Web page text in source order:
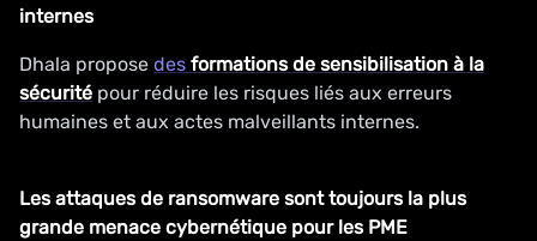
internes
Dhala propose des formations de sensibilisation à la
sécurité pour réduire les risques liés aux erreurs
humaines et aux actes malveillants internes.
Les attaques de ransomware sont toujours la plus
grande menace cybernétique pour les PME